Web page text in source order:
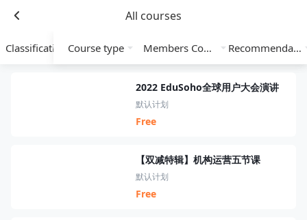
All courses
Classification Course type Members Course Recommendation
2022 EduSoho全球用户大会演讲
默认计划
Free
【双减特辑】机构运营五节课
默认计划
Free